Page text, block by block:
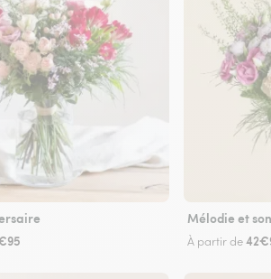
Mélodie et
À partir de